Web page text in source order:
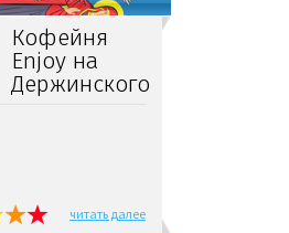
Кофейня
Enjoy на
Держинского
читать далее